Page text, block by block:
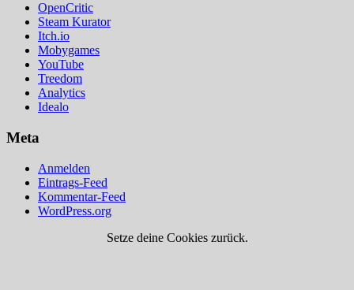
OpenCritic
Steam Kurator
Itch.io
Mobygames
YouTube
Treedom
Analytics
Idealo
Meta
Anmelden
Eintrags-Feed
Kommentar-Feed
WordPress.org
Setze deine Cookies zurück.